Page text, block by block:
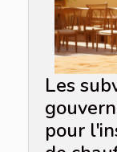
Les
pour